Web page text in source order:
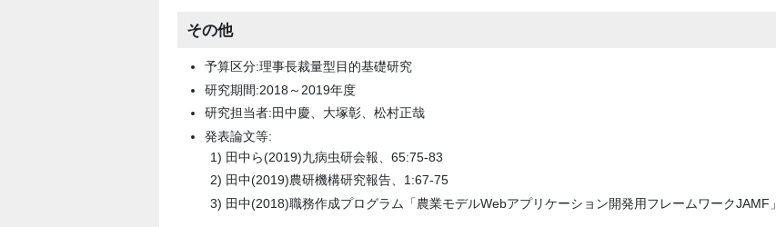
その他
予算区分:理事長裁量型目的基礎研究
研究期間:2018～2019年度
研究担当者:田中慶、大塚彰、松村正哉
発表論文等:
田中ら(2019)九病虫研会報、65:75-83
田中(2019)農研機構研究報告、1:67-75
田中(2018)職務作成プログラム「農業モデルWebアプリケーション開発用フレームワークJAMF」